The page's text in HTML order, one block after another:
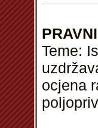
Teme:
ocjena